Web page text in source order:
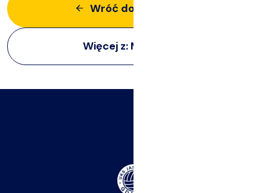
Wróć do aktualności
Więcej z: Młodziczki